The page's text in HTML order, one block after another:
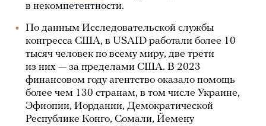
в некомпетентности.
По данным Исследовательской службы
конгресса США, в USAID работали более 10
тысяч человек по всему миру, две трети
из них — за пределами США. В 2023
финансовом году агентство оказало помощь
более чем 130 странам, в том числе Украине,
Эфиопии, Иордании, Демократической
Республике Конго, Сомали, Йемену